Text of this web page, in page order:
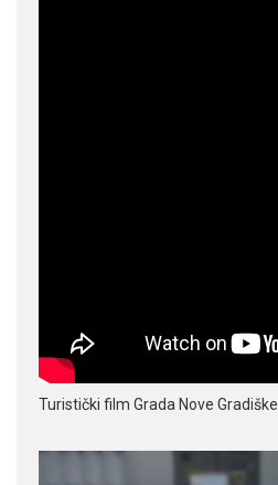
Turistički film Grada Nove Gradiške